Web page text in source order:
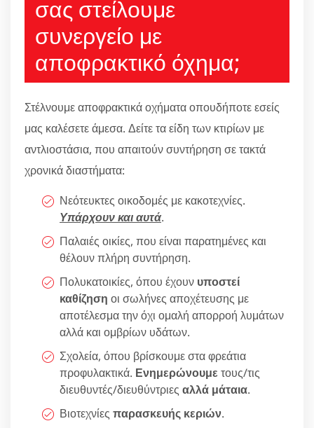
σας στείλουμε
συνεργείο με
αποφρακτικό όχημα;
Στέλνουμε αποφρακτικά οχήματα οπουδήποτε εσείς
μας καλέσετε άμεσα. Δείτε τα είδη των κτιρίων με
αντλιοστάσια, που απαιτούν συντήρηση σε τακτά
χρονικά διαστήματα:
Νεότευκτες οικοδομές με κακοτεχνίες.
Υπάρχουν και αυτά.
Παλαιές οικίες, που είναι παρατημένες και
θέλουν πλήρη συντήρηση.
Πολυκατοικίες, όπου έχουν υποστεί
καθίζηση οι σωλήνες αποχέτευσης με
αποτέλεσμα την όχι ομαλή απορροή λυμάτων
αλλά και ομβρίων υδάτων.
Σχολεία, όπου βρίσκουμε στα φρεάτια
προφυλακτικά. Ενημερώνουμε τους/τις
διευθυντές/διευθύντριες αλλά μάταια.
Βιοτεχνίες παρασκευής κεριών.